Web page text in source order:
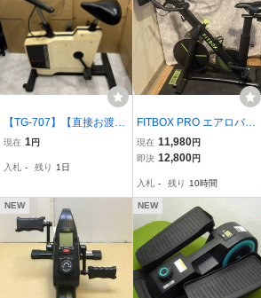
【TG-707】【直接お渡
し】通電のみ確認 COMBI
エアロバイク フィットネ
イク
現在 1円
入札 - 残り 1日
FITBOX PRO エアロバイ
ク フィットネスバイク ス
ピンバイク マット付き 静
ーニング モニター不良
現在 11,980円
即決 12,800円
入札 - 残り 10時間
NEW NEW